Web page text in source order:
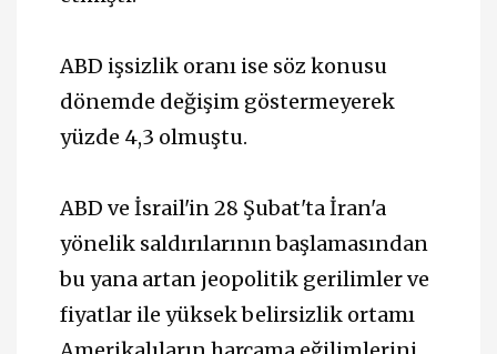
ABD işsizlik oranı ise söz konusu
dönemde değişim göstermeyerek
yüzde 4,3 olmuştu.
ABD ve İsrail'in 28 Şubat'ta İran'a
yönelik saldırılarının başlamasından
bu yana artan jeopolitik gerilimler ve
fiyatlar ile yüksek belirsizlik ortamı